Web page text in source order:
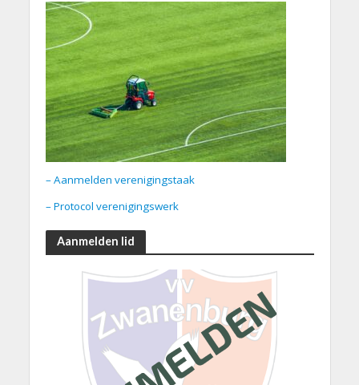
– Aanmelden verenigingstaak
– Protocol verenigingswerk
Aanmelden lid